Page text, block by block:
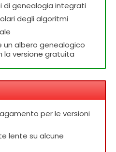
di genealogia integrati
degli algoritmi
un albero genealogico
la versione gratuita
per le versioni
lente su alcune